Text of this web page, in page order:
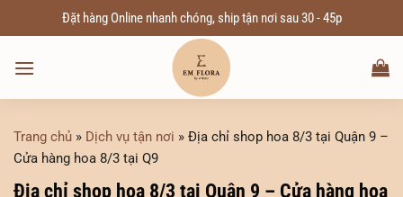
đến
dung
Đặt hàng Online nhanh chóng, ship tận nơi sau 30 - 45p
Trang chủ » Dịch vụ tận nơi » Địa chỉ shop hoa 8/3 tại Quận 9 –
Cửa hàng hoa 8/3 tại Q9
Địa chỉ shop hoa 8/3 tại Quận 9 – Cửa hàng hoa